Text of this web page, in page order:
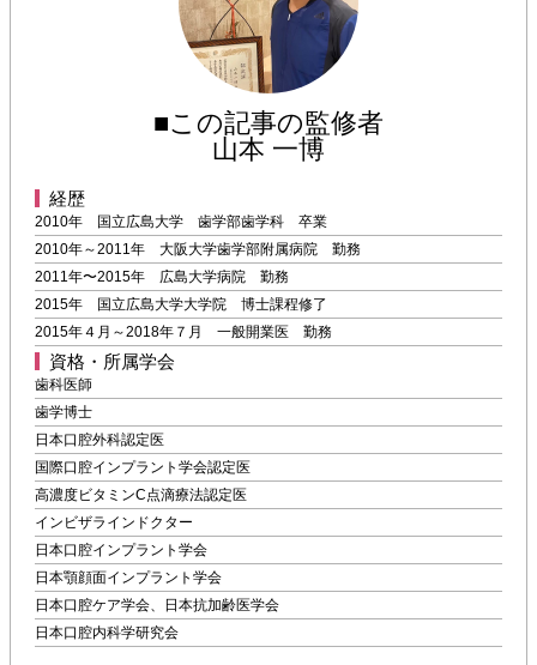
■この記事の監修者
山本 一博
経歴
2010年 国立広島大学 歯学部歯学科 卒業
2010年～2011年 大阪大学歯学部附属病院 勤務
2011年〜2015年 広島大学病院 勤務
2015年 国立広島大学大学院 博士課程修了
2015年４月～2018年７月 一般開業医 勤務
資格・所属学会
歯科医師
歯学博士
日本口腔外科認定医
国際口腔インプラント学会認定医
高濃度ビタミンC点滴療法認定医
インビザラインドクター
日本口腔インプラント学会
日本顎顔面インプラント学会
日本口腔ケア学会、日本抗加齢医学会
日本口腔内科学研究会